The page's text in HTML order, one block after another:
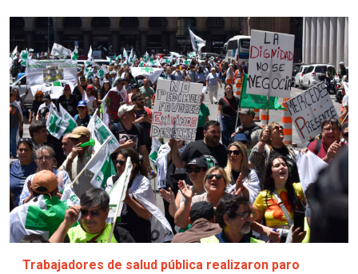
Imagen
Trabajadores de salud pública realizaron paro